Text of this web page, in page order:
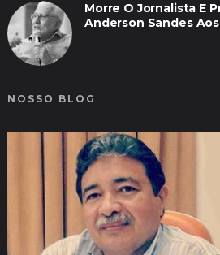
Morre O Jornalista E
Anderson Sandes
NOSSO BLOG